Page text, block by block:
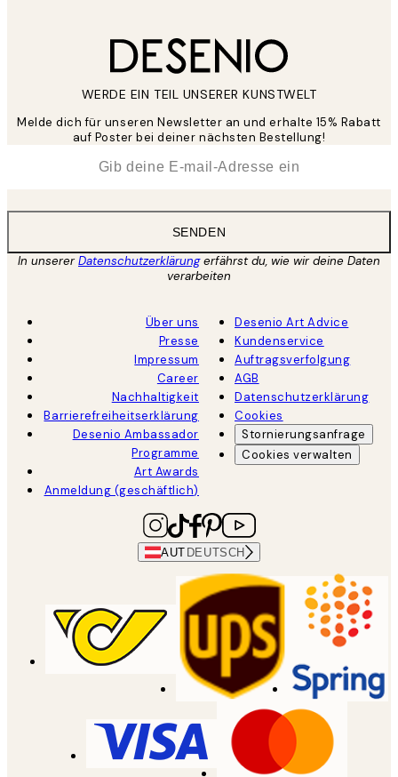
WERDE EIN TEIL UNSERER KUNSTWELT
Melde dich für unseren Newsletter an und erhalte 15% Rabatt
auf Poster bei deiner nächsten Bestellung!
SENDEN
In unsererDatenschutzerklärungerfährst du, wie wir deine Daten
verarbeiten
Über uns
Presse
Impressum
Career
Nachhaltigkeit
Barrierefreiheitserklärung
Desenio Ambassador
Programme
Art Awards
Anmeldung (geschäftlich)
Desenio Art Advice
Kundenservice
Auftragsverfolgung
AGB
Datenschutzerklärung
Cookies
Stornierungsanfrage
Cookies verwalten
AUT DEUTSCH